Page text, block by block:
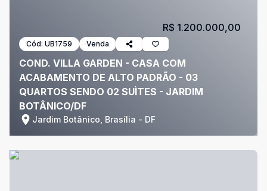
Cód: UB1759 Venda
COND. VILLA GARDEN - CASA COM
ACABAMENTO DE ALTO PADRÃO - 03
QUARTOS SENDO 02 SUÌTES - JARDIM
BOTÂNICO/DF
Jardim Botânico, Brasília - DF
R$ 1.200.000,00